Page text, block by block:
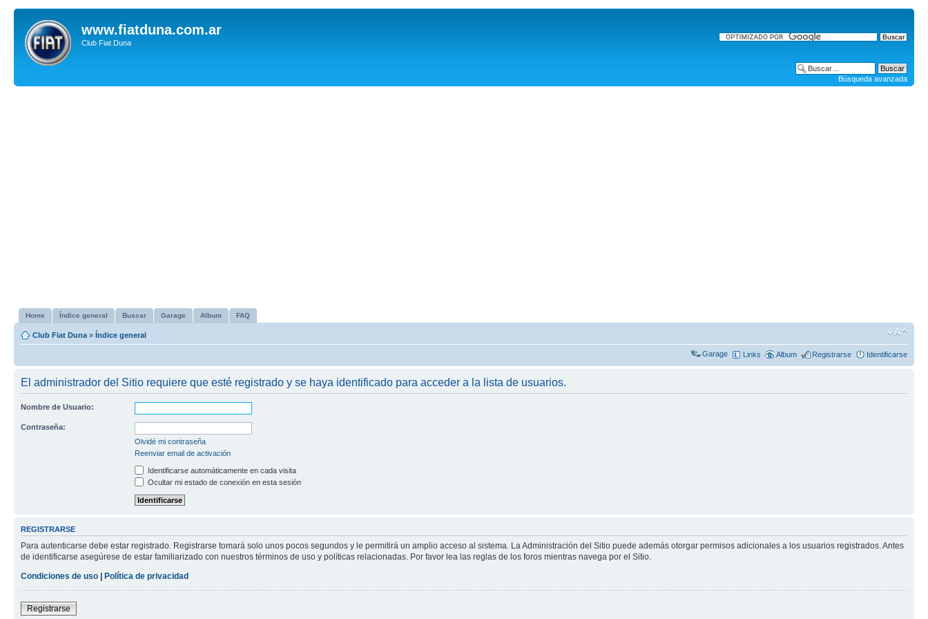
www.fiatduna.com.ar
Club Fiat Duna
Búsqueda avanzada
Home Índice general Buscar Garage Album FAQ
Club Fiat Duna » Índice general
Garage Links Album Registrarse Identificarse
El administrador del Sitio requiere que esté registrado y se haya identificado para acceder a la lista de usuarios.
Nombre de Usuario:
Contraseña:
Olvidé mi contraseña
Reenviar email de activación
Identificarse automáticamente en cada visita
Ocultar mi estado de conexión en esta sesión
REGISTRARSE
Para autenticarse debe estar registrado. Registrarse tomará solo unos pocos segundos y le permitirá un amplio acceso al sistema. La Administración del Sitio puede además otorgar permisos adicionales a los usuarios registrados. Antes
de identificarse asegúrese de estar familiarizado con nuestros términos de uso y políticas relacionadas. Por favor lea las reglas de los foros mientras navega por el Sitio.
Condiciones de uso | Política de privacidad
Registrarse